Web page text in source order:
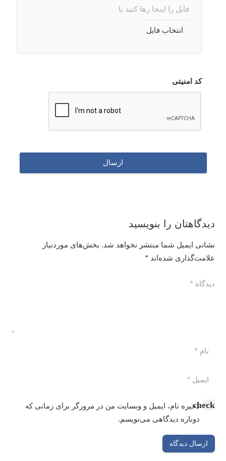
فایل را اینجا رها کنید یا
قابل
قبول
pdf,
jpg,
docx,
mp3,
کد امنیتی
دیدگاهتان را بنویسید
نشانی ایمیل شما منتشر نخواهد شد. بخش‌های موردنیاز
علامت‌گذاری شده‌اند*
ذخیره نام، ایمیل و وبسایت من در مرورگر برای زمانی که
دوباره دیدگاهی می‌نویسم.
ارسال دیدگاه